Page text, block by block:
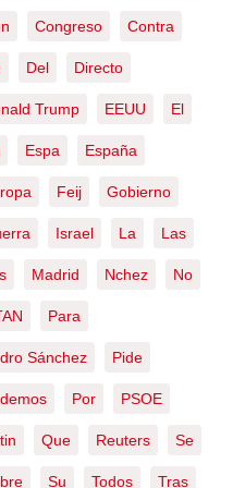
Congreso Contra
Del Directo
Trump EEUU El
Espa España
Feij Gobierno
Israel La Las
Madrid Nchez No
Para
Sánchez Pide
Por PSOE
Que Reuters Se
Su Todos Tras